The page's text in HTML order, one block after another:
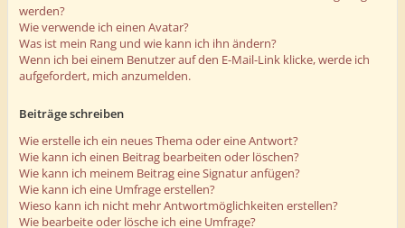
werden?
Wie verwende ich einen Avatar?
Was ist mein Rang und wie kann ich ihn ändern?
Wenn ich bei einem Benutzer auf den E-Mail-Link klicke, werde ich
aufgefordert, mich anzumelden.
Beiträge schreiben
Wie erstelle ich ein neues Thema oder eine Antwort?
Wie kann ich einen Beitrag bearbeiten oder löschen?
Wie kann ich meinem Beitrag eine Signatur anfügen?
Wie kann ich eine Umfrage erstellen?
Wieso kann ich nicht mehr Antwortmöglichkeiten erstellen?
Wie bearbeite oder lösche ich eine Umfrage?